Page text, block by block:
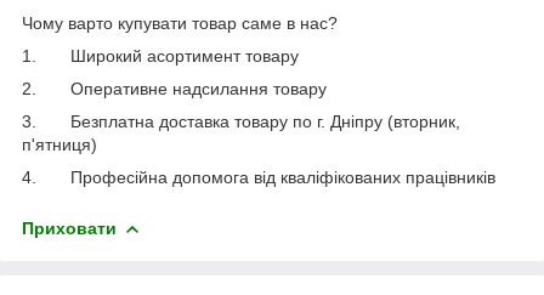
Чому варто купувати товар саме в нас?
1.
Широкий асортимент товару
2.
Оперативне надсилання товару
3.
Безплатна доставка товару по г. Дніпру (вторник,
п'ятниця)
4.
Професійна допомога від кваліфікованих працівників
Приховати